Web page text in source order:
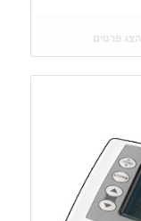
הצג פרטים